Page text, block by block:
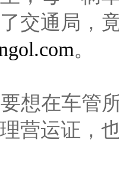
交通局，
。
想在车管
营运证，